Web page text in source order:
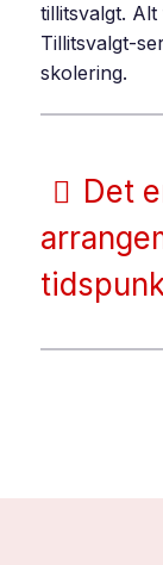
tillitsvalgt.
Tillitsvalgt-
skolering.
Det